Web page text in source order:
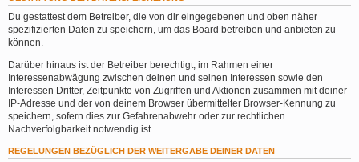
Du gestattest dem Betreiber, die von dir eingegebenen und oben näher
spezifizierten Daten zu speichern, um das Board betreiben und anbieten zu
können.
Darüber hinaus ist der Betreiber berechtigt, im Rahmen einer
Interessenabwägung zwischen deinen und seinen Interessen sowie den
Interessen Dritter, Zeitpunkte von Zugriffen und Aktionen zusammen mit deiner
IP-Adresse und der von deinem Browser übermittelter Browser-Kennung zu
speichern, sofern dies zur Gefahrenabwehr oder zur rechtlichen
Nachverfolgbarkeit notwendig ist.
REGELUNGEN BEZÜGLICH DER WEITERGABE DEINER DATEN